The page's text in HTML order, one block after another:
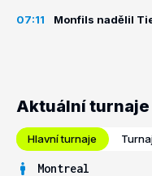
07:11 Monfils nadělil
Aktuální turnaje
Hlavní turnaje
Montreal